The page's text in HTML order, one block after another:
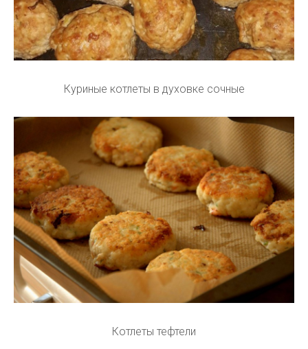
Куриные котлеты в духовке сочные
Котлеты тефтели